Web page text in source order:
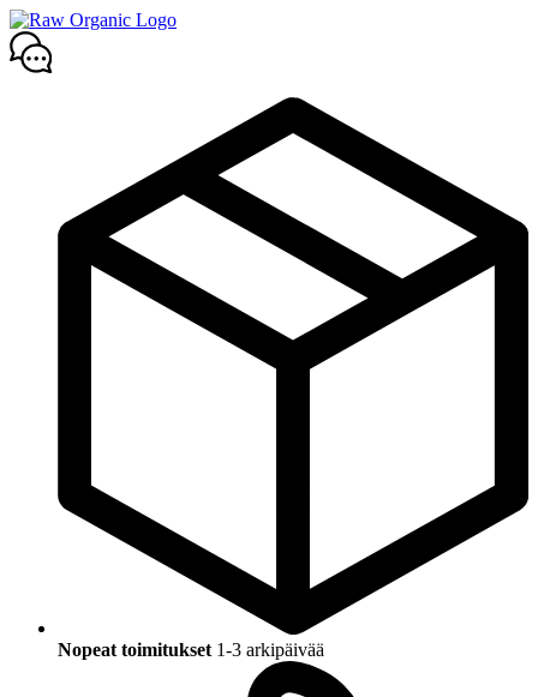
Mene
sisältöön
Nopeat toimitukset 1-3 arkipäivää